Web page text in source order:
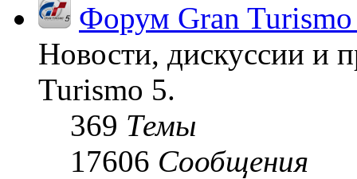
Форум Gran
Новости, дискуссии и
Turismo 5.
369 Темы
17606 Сообщения